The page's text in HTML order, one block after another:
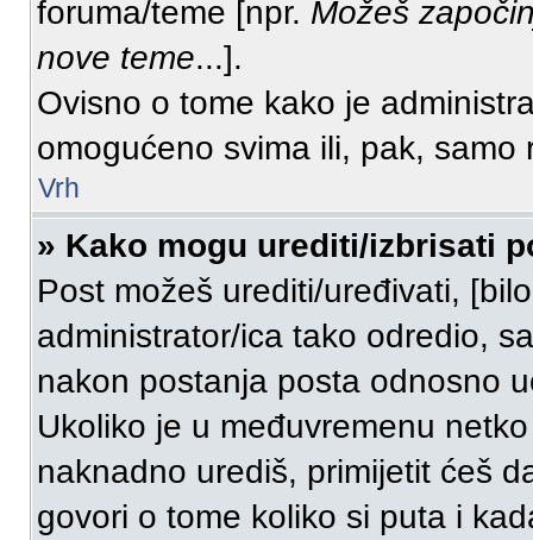
foruma/teme [npr. Možeš
nove teme...].
Ovisno o tome kako je
omogućeno svima ili, pak, samo
Vrh
» Kako mogu urediti/izbrisati
Post možeš urediti/uređivati,
administrator/ica tako odredio,
nakon postanja posta odnosno
Ukoliko je u međuvremenu
naknadno urediš, primijetit ćeš
govori o tome koliko si puta i